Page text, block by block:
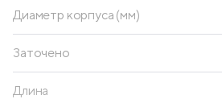
Диаметр корпуса (мм)
Заточено
Длина